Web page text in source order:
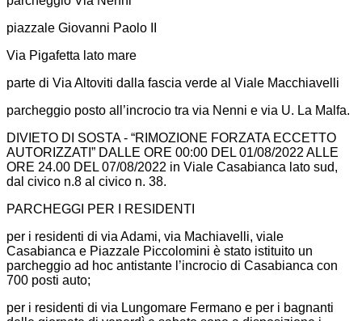
piazzale Giovanni Paolo II
Via Pigafetta lato mare
parte di Via Altoviti dalla fascia verde al Viale Macchiavelli
parcheggio posto all’incrocio tra via Nenni e via U. La Malfa.
DIVIETO DI SOSTA - “RIMOZIONE FORZATA ECCETTO
AUTORIZZATI” DALLE ORE 00:00 DEL 01/08/2022 ALLE
ORE 24.00 DEL 07/08/2022 in Viale Casabianca lato sud,
dal civico n.8 al civico n. 38.
PARCHEGGI PER I RESIDENTI
per i residenti di via Adami, via Machiavelli, viale
Casabianca e Piazzale Piccolomini è stato istituito un
parcheggio ad hoc antistante l’incrocio di Casabianca con
700 posti auto;
per i residenti di via Lungomare Fermano e per i bagnanti